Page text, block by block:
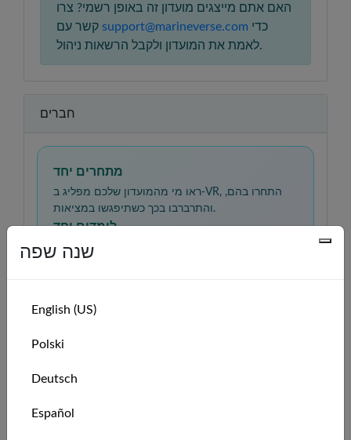
האם אתם מייצגים מועדון זה באופן רשמי? צרו
קשר עם support@marineverse.com כדי
לאמת את המועדון ולקבל הרשאות ניהול.
חברים
מתחרים יחד
ראו מי מהמועדון שלכם מפליג ב-VR, התחרו בהם,
והתרברבו בכך כשתיפגשו במציאות.
לומדים יחד
תרגלו מיומנויות הפלגה, השוו רשמים, ותמכו זה בזה
Solo Flyer
Nabrisket
41°10'N
שנה שפה
English (US)
Polski
Deutsch
Español